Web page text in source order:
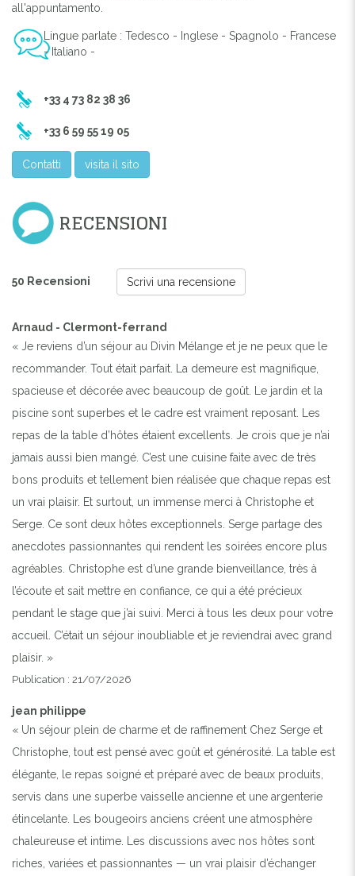
all'appuntamento.
Lingue parlate : Tedesco - Inglese - Spagnolo - Francese
- Italiano -
+33 4 73 82 38 36
+33 6 59 55 19 05
Contatti visita il sito
RECENSIONI
50 Recensioni Scrivi una recensione
Arnaud - Clermont-ferrand
« Je reviens d’un séjour au Divin Mélange et je ne peux que le
recommander. Tout était parfait. La demeure est magnifique,
spacieuse et décorée avec beaucoup de goût. Le jardin et la
piscine sont superbes et le cadre est vraiment reposant. Les
repas de la table d’hôtes étaient excellents. Je crois que je n’ai
jamais aussi bien mangé. C’est une cuisine faite avec de très
bons produits et tellement bien réalisée que chaque repas est
un vrai plaisir. Et surtout, un immense merci à Christophe et
Serge. Ce sont deux hôtes exceptionnels. Serge partage des
anecdotes passionnantes qui rendent les soirées encore plus
agréables. Christophe est d’une grande bienveillance, très à
l’écoute et sait mettre en confiance, ce qui a été précieux
pendant le stage que j’ai suivi. Merci à tous les deux pour votre
accueil. C’était un séjour inoubliable et je reviendrai avec grand
plaisir. »
Publication : 21/07/2026
jean philippe
« Un séjour plein de charme et de raffinement Chez Serge et
Christophe, tout est pensé avec goût et générosité. La table est
élégante, le repas soigné et préparé avec de beaux produits,
servis dans une superbe vaisselle ancienne et une argenterie
étincelante. Les bougeoirs anciens créent une atmosphère
chaleureuse et intime. Les discussions avec nos hôtes sont
riches, variées et passionnantes — un vrai plaisir d’échanger